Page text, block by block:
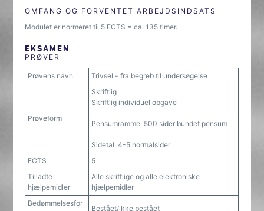
OMFANG OG FORVENTET ARBEJDSINDSATS
Modulet er normeret til 5 ECTS = ca. 135 timer.
EKSAMEN
PRØVER
Prøvens navn Trivsel - fra begreb til undersøgelse
Prøveform
Skriftlig
Skriftlig individuel opgave
Pensumramme: 500 sider bundet pensum
Sidetal: 4-5 normalsider
ECTS
5
Tilladte
hjælpemidler
Alle skriftlige og alle elektroniske
hjælpemidler
Bedømmelsesfor
Bestået/ikke bestået